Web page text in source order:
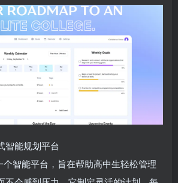
智能规划平台
个智能平台，旨在帮助高中生轻松管理